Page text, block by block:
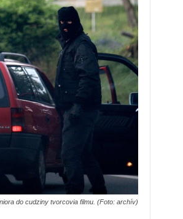
do cudziny tvorcovia filmu. (Foto: archív)